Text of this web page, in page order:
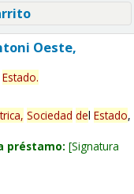
Oeste,
Estado.
Sociedad del Estado,
préstamo: Signatura